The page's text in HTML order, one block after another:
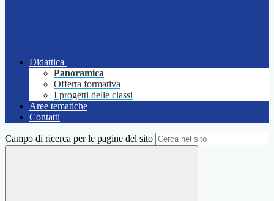
Didattica
Panoramica
Offerta formativa
I progetti delle classi
Aree tematiche
Contatti
Campo di ricerca per le pagine del sito